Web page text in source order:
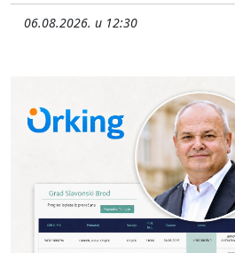
06.08.2026. u 12:30